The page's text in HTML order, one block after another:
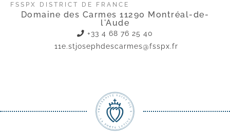
FSSPX DISTRICT DE FRANCE
Domaine des Carmes 11290 Montréal-de-
l'Aude
+33 4 68 76 25 40
11e.stjosephdescarmes@fsspx.fr